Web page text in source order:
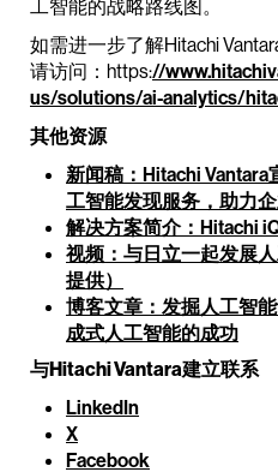
工智能的战略路线图。
如需进一步了解Hitachi
请访问：https://
us/solutions/ai-analytics/
其他资源
新闻稿：Hitachi
工智能发现服务，助力
解决方案简介：Hitachi
视频：与日立一起发展
提供）
博客文章：发掘人工智
成式人工智能的成功
与Hitachi Vantara建立联系
LinkedIn
X
Facebook